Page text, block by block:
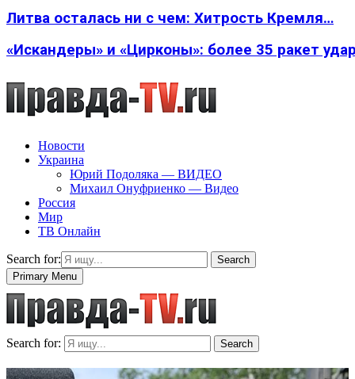
Литва осталась ни с чем: Хитрость Кремля…
«Искандеры» и «Цирконы»: более 35 ракет
Новости
Украина
Юрий Подоляка — ВИДЕО
Михаил Онуфриенко — Видео
Россия
Мир
ТВ Онлайн
Search for:
Search
Primary Menu
Search for: Search